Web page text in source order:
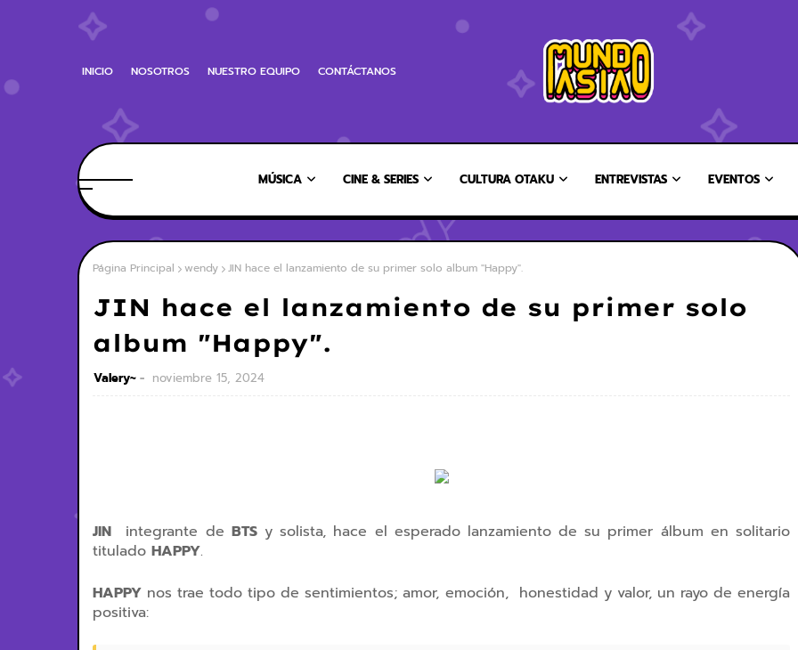
INICIO NOSOTROS NUESTRO EQUIPO CONTÁCTANOS
MÚSICA CINE & SERIES CULTURA OTAKU ENTREVISTAS EVENTOS
Página Principal wendy JIN hace el lanzamiento de su primer solo album "Happy".
JIN hace el lanzamiento de su primer solo
album "Happy".
Valery~ noviembre 15, 2024
JIN integrante de BTSy solista, hace el esperado lanzamiento de su primer álbum en solitario
titulado HAPPY.
HAPPY nos trae todo tipo de sentimientos; amor, emoción, honestidad y valor, un rayo de energía
positiva: